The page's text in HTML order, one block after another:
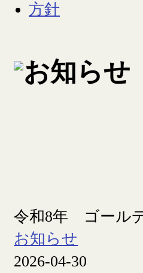
令和8年 ゴール
お知らせ
2026-04-30